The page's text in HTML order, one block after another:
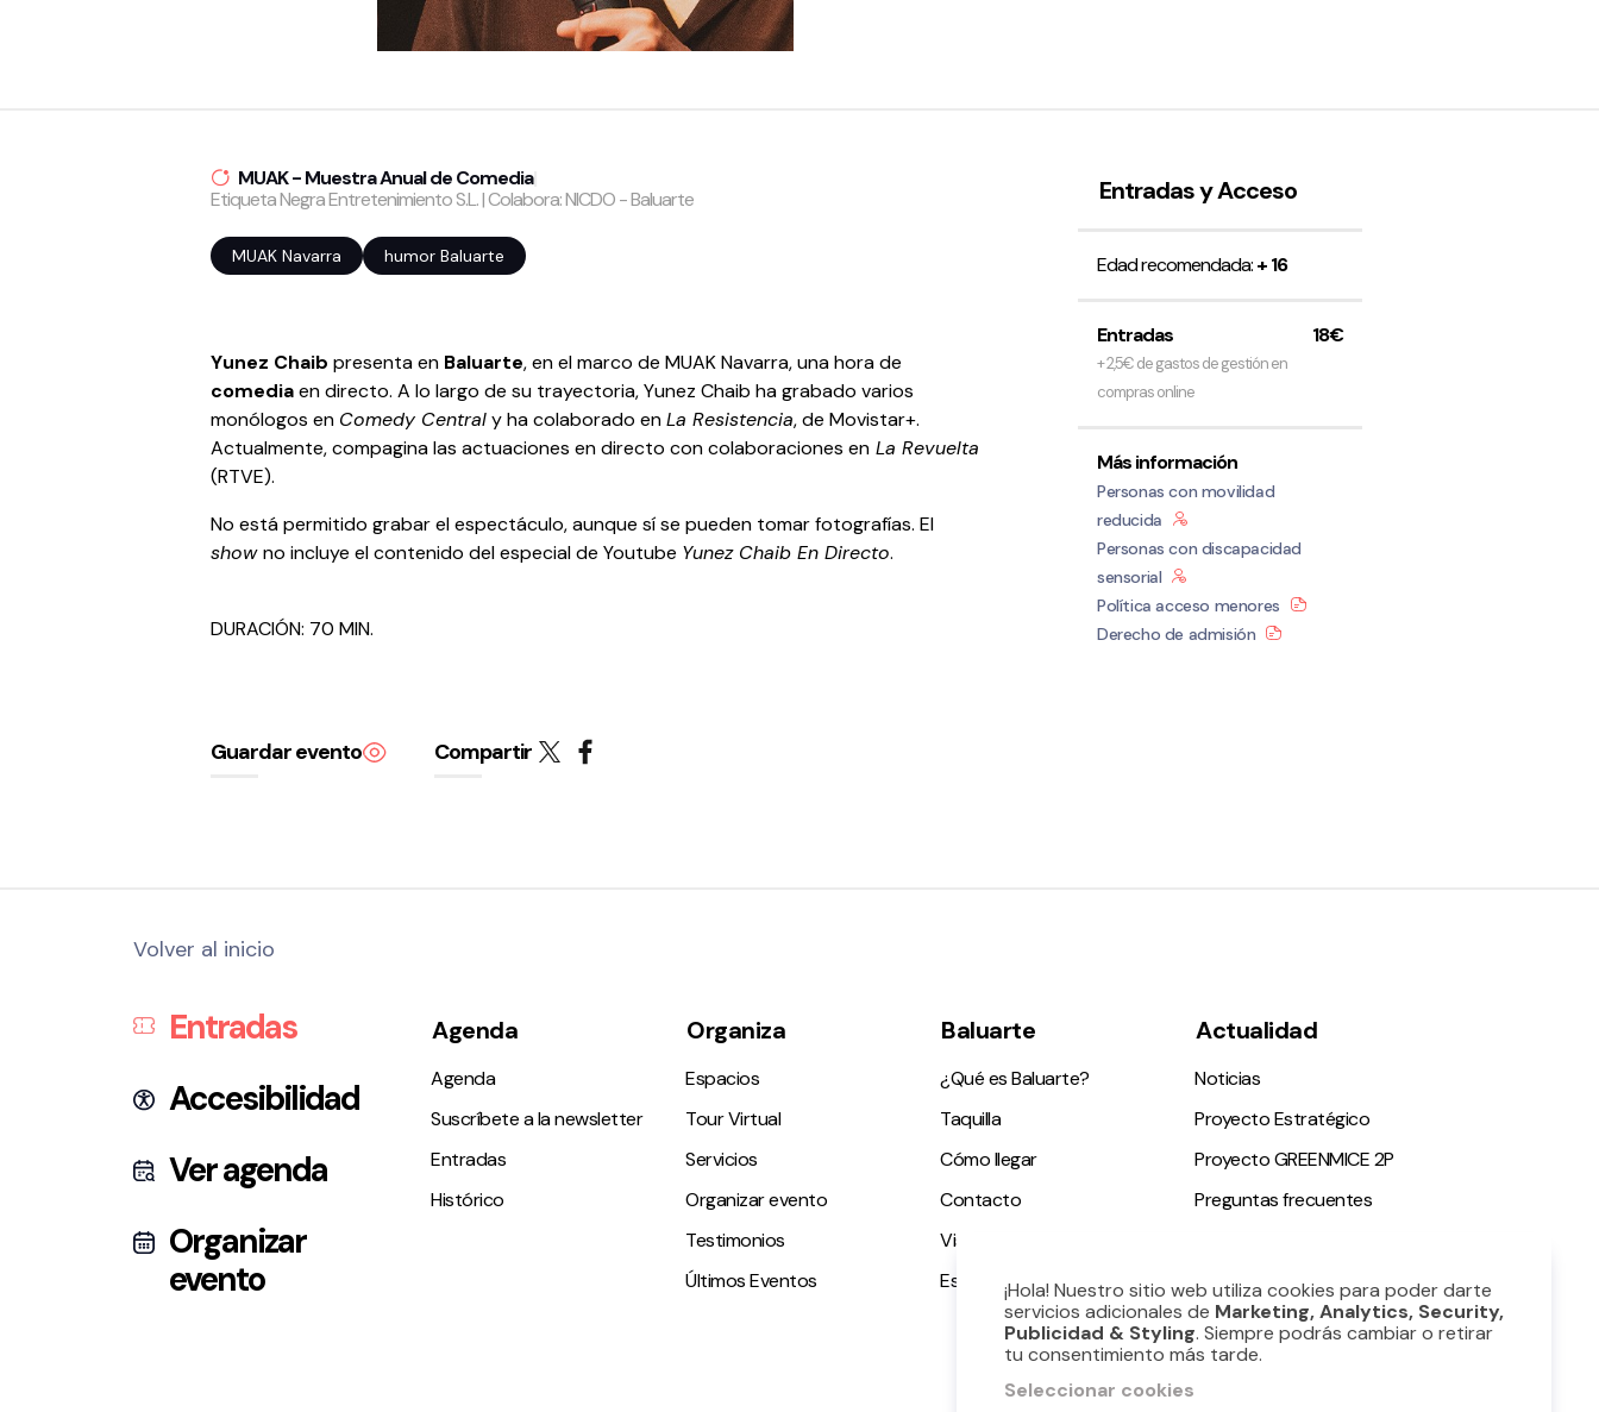
MUAK - Muestra Anual de Comedia|
Etiqueta Negra Entretenimiento S.L. | Colabora: NICDO - Baluarte
MUAK Navarra humor Baluarte
Yunez Chaib presenta en Baluarte, en el marco de MUAK Navarra, una hora de
comediaen directo. A lo largo de su trayectoria, Yunez Chaib ha grabado varios
monólogos en Comedy Centraly ha colaborado enLa Resistencia, de Movistar+.
Actualmente, compagina las actuaciones en directo con colaboraciones en La Revuelta
(RTVE).
No está permitido grabar el espectáculo, aunque sí se pueden tomar fotografías. El
showno incluye el contenido del especial de Youtube Yunez Chaib En Directo.
DURACIÓN: 70 MIN.
Guardar evento Compartir
Entradas y Acceso
Edad recomendada:+ 16
Entradas 18€
+ 2,5€ de gastos de gestión en
compras online
Más información
Personas con movilidad
reducida
Personas con discapacidad
sensorial
Política acceso menores
Derecho de admisión
Volver al inicio
Entradas
Accesibilidad
Ver agenda
Organizar
evento
Agenda
Agenda
Suscríbete a la newsletter
Entradas
Histórico
Organiza
Espacios
Tour Virtual
Servicios
Organizar evento
Testimonios
Últimos Eventos
Baluarte
¿Qué es Baluarte?
Taquilla
Cómo llegar
Contacto
Visitas guiadas
Espacio accesible
Actualidad
Noticias
Proyecto Estratégico
Proyecto GREENMICE 2P
Preguntas frecuentes
¡Hola! Nuestro sitio web utiliza cookies para poder darte
servicios adicionales de Marketing, Analytics, Security,
Publicidad & Styling. Siempre podrás cambiar o retirar
tu consentimiento más tarde.
Seleccionar cookies